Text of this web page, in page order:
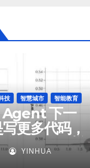
技 智慧城市 智能教育
下一
更多代码，
工程师一样
YINHUA